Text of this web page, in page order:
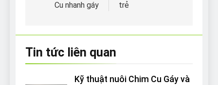
Cu nhanh gáy trẻ
Tin tức liên quan
Kỹ thuật nuôi Chim Cu Gáy và